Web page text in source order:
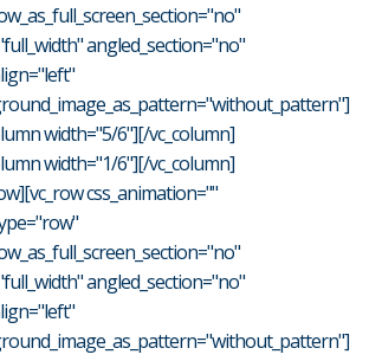
angled_section="no"
width="5/6"][/vc_column]
width="1/6"][/vc_column]
css_animation=""
angled_section="no"